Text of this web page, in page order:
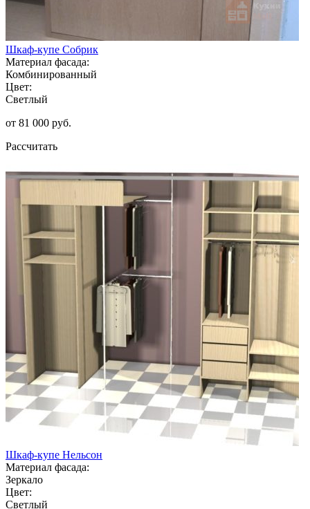
Шкаф-купе Собрик
Материал фасада:
Комбинированный
Цвет:
Светлый
от 81 000 руб.
Рассчитать
Шкаф-купе Нельсон
Материал фасада:
Зеркало
Цвет:
Светлый